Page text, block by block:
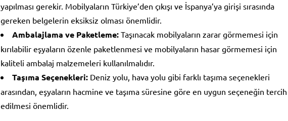
yapılması gerekir. Mobilyaların Türkiye’den çıkışı ve İspanya’ya girişi sırasında
gereken belgelerin eksiksiz olması önemlidir.
Ambalajlama ve Paketleme: Taşınacak mobilyaların zarar görmemesi için
kırılabilir eşyaların özenle paketlenmesi ve mobilyaların hasar görmemesi için
kaliteli ambalaj malzemeleri kullanılmalıdır.
Taşıma Seçenekleri: Deniz yolu, hava yolu gibi farklı taşıma seçenekleri
arasından, eşyaların hacmine ve taşıma süresine göre en uygun seçeneğin tercih
edilmesi önemlidir.